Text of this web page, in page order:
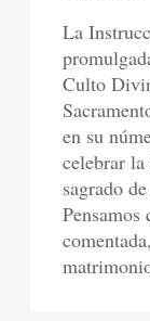
La
Culto
en su
celebrar
sagrado
Pensamos